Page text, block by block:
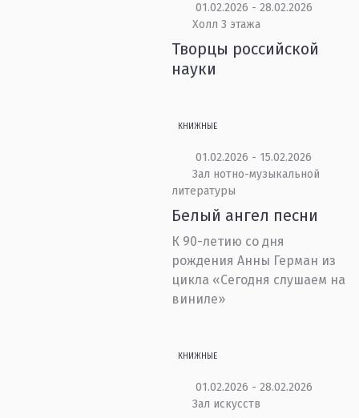
01.02.2026 - 28.02.2026
Холл 3 этажа
Творцы российской
науки
КНИЖНЫЕ
01.02.2026 - 15.02.2026
Зал нотно-музыкальной
литературы
Белый ангел песни
К 90-летию со дня
рождения Анны Герман из
цикла «Сегодня слушаем на
виниле»
КНИЖНЫЕ
01.02.2026 - 28.02.2026
Зал искусств